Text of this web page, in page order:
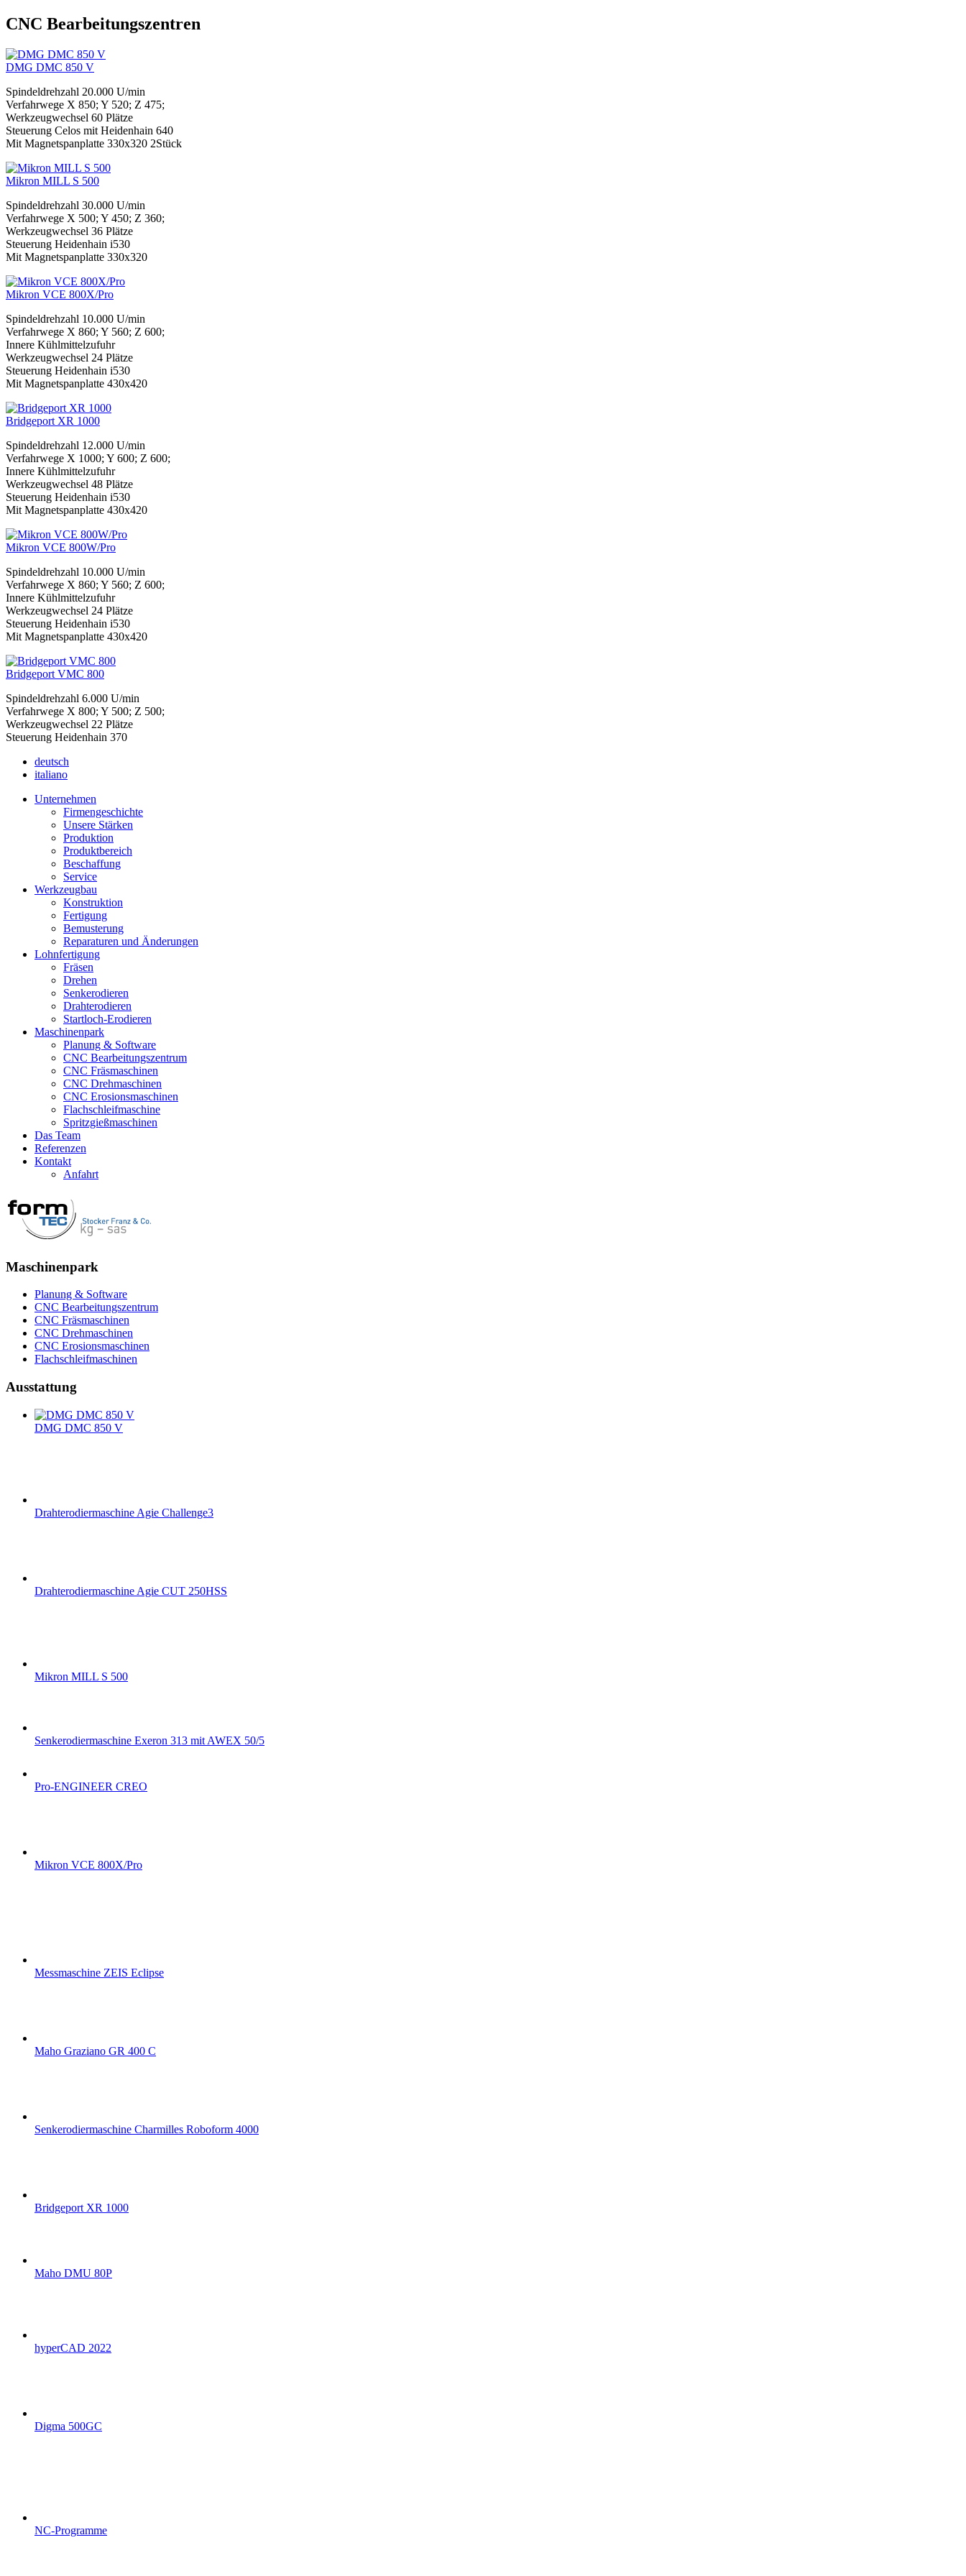
CNC Bearbeitungszentren
DMG DMC 850 V
Spindeldrehzahl 20.000 U/min
Verfahrwege X 850; Y 520; Z 475;
Werkzeugwechsel 60 Plätze
Steuerung Celos mit Heidenhain 640
Mit Magnetspanplatte 330x320 2Stück
Mikron MILL S 500
Spindeldrehzahl 30.000 U/min
Verfahrwege X 500; Y 450; Z 360;
Werkzeugwechsel 36 Plätze
Steuerung Heidenhain i530
Mit Magnetspanplatte 330x320
Mikron VCE 800X/Pro
Spindeldrehzahl 10.000 U/min
Verfahrwege X 860; Y 560; Z 600;
Innere Kühlmittelzufuhr
Werkzeugwechsel 24 Plätze
Steuerung Heidenhain i530
Mit Magnetspanplatte 430x420
Bridgeport XR 1000
Spindeldrehzahl 12.000 U/min
Verfahrwege X 1000; Y 600; Z 600;
Innere Kühlmittelzufuhr
Werkzeugwechsel 48 Plätze
Steuerung Heidenhain i530
Mit Magnetspanplatte 430x420
Mikron VCE 800W/Pro
Spindeldrehzahl 10.000 U/min
Verfahrwege X 860; Y 560; Z 600;
Innere Kühlmittelzufuhr
Werkzeugwechsel 24 Plätze
Steuerung Heidenhain i530
Mit Magnetspanplatte 430x420
Bridgeport VMC 800
Spindeldrehzahl 6.000 U/min
Verfahrwege X 800; Y 500; Z 500;
Werkzeugwechsel 22 Plätze
Steuerung Heidenhain 370
deutsch
italiano
Unternehmen
Firmengeschichte
Unsere Stärken
Produktion
Produktbereich
Beschaffung
Service
Werkzeugbau
Konstruktion
Fertigung
Bemusterung
Reparaturen und Änderungen
Lohnfertigung
Fräsen
Drehen
Senkerodieren
Drahterodieren
Startloch-Erodieren
Maschinenpark
Planung & Software
CNC Bearbeitungszentrum
CNC Fräsmaschinen
CNC Drehmaschinen
CNC Erosionsmaschinen
Flachschleifmaschine
Spritzgießmaschinen
Das Team
Referenzen
Kontakt
Anfahrt
Maschinenpark
Planung & Software
CNC Bearbeitungszentrum
CNC Fräsmaschinen
CNC Drehmaschinen
CNC Erosionsmaschinen
Flachschleifmaschinen
Ausstattung
DMG DMC 850 V
Drahterodiermaschine Agie Challenge3
Drahterodiermaschine Agie CUT 250HSS
Mikron MILL S 500
Senkerodiermaschine Exeron 313 mit AWEX 50/5
Pro-ENGINEER CREO
Mikron VCE 800X/Pro
Messmaschine ZEIS Eclipse
Maho Graziano GR 400 C
Senkerodiermaschine Charmilles Roboform 4000
Bridgeport XR 1000
Maho DMU 80P
hyperCAD 2022
Digma 500GC
NC-Programme